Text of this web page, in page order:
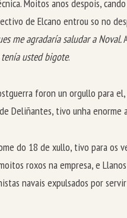
Moitos anos despois,
de Elcano entrou so no
me agradaría saludar a Noval.
usted bigote.
foron un orgullo para
Deliñantes, tivo unha enorme
do 18 de xullo, tivo para os
roxos na empresa, e
navais expulsados por